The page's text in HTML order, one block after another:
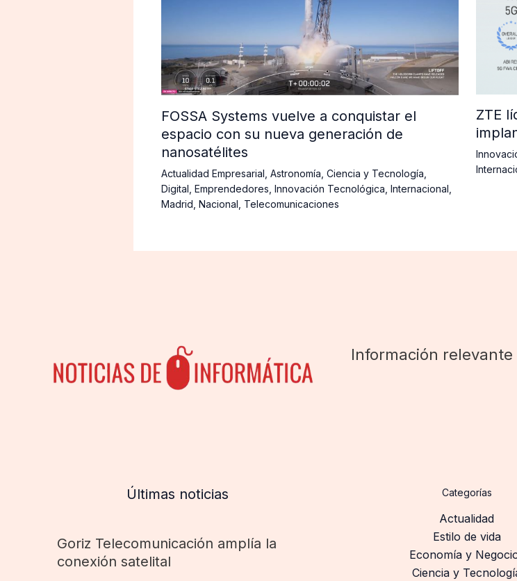
FOSSA Systems vuelve a conquistar el
espacio con su nueva generación de
nanosatélites
Actualidad Empresarial Astronomía Ciencia y Tecnología
Digital Emprendedores Innovación Tecnológica Internacional
Madrid Nacional Telecomunicaciones
ZTE
Información
Últimas noticias
Goriz Telecomunicación amplía la
conexión satelital
Categorías
Actualidad
Estilo de vida
Economía y
Ciencia y